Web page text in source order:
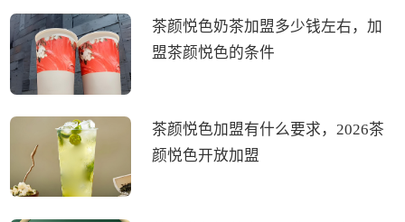
茶颜悦色奶茶加盟多少钱左右，加
盟茶颜悦色的条件
茶颜悦色加盟有什么要求，2026茶
颜悦色开放加盟